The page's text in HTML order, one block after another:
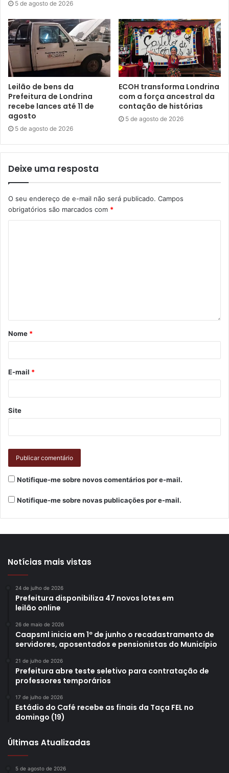
Às vésperas da viagem para os Jogos Pan-Americanos,
Tatiane Raquel Silva comemorou os resultados nos Japs.
“Competir Jogos Abertos é sempre uma emoção
diferente, uma competição tradicional, que sempre reúne
bons competidores. Melhor ainda poder fazer bons
resultados e representar bem a nossa cidade”, ressaltou.
O Projeto Londrina Atletismo conta com incentivo da Copel
e Governo do Paraná, através do programa Proesporte, e
tem patrocínio da Prefeitura de Londrina, através do Fundo
Especial de Incentivo a Projetos Esportivos (Feipe) da
Fundação de Esportes de Londrina (FEL), e Instituto
Paranaense de Esporte e Cultura (IPEC); e parceria da
Universidade Estadual de Londrina (UEL), Maximus
Assistencial, Ivot Ortopedia, Ômega Diagnósticos, Espaço
Saúde Integral Londrina, Zuba Advocacia, AgroNicola,
5 de agosto de 2026
Leilão de bens da
Prefeitura de Londrina
recebe lances até 11 de
agosto
5 de agosto de 2026
ECOH transforma Londrina
com a força ancestral da
contação de histórias
5 de agosto de 2026
Deixe uma resposta
O seu endereço de e-mail não será publicado. Campos
obrigatórios são marcados com *
Nome *
E-mail *
Site
Notifique-me sobre novos comentários por e-mail.
Notifique-me sobre novas publicações por e-mail.
Notícias mais vistas
24 de julho de 2026
Prefeitura disponibiliza 47 novos lotes em
leilão online
26 de maio de 2026
Caapsml inicia em 1º de junho o recadastramento de
servidores, aposentados e pensionistas do Município
21 de julho de 2026
Prefeitura abre teste seletivo para contratação de
professores temporários
17 de julho de 2026
Estádio do Café recebe as finais da Taça FEL no
domingo (19)
Últimas Atualizadas
5 de agosto de 2026